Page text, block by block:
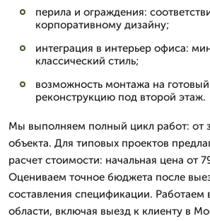
перила и ограждения:
корпоративному дизайну;
интеграция в интерьер офиса:
классический стиль;
возможность монтажа на
реконструкцию под второй этаж.
Мы выполняем полный цикл работ: от
объекта. Для типовых проектов
расчет стоимости: начальная цена от
Оцениваем точное бюджета после
составления спецификации. Работаем
области, включая выезд к клиенту в